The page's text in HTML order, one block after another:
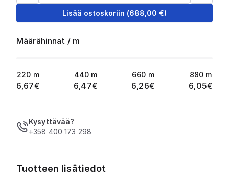
Lisää ostoskoriin (688,00 €)
Määrähinnat / m
220 m
6,67€
440 m
6,47€
660 m
6,26€
880 m
6,05€
Kysyttävää?
+358 400 173 298
Tuotteen lisätiedot